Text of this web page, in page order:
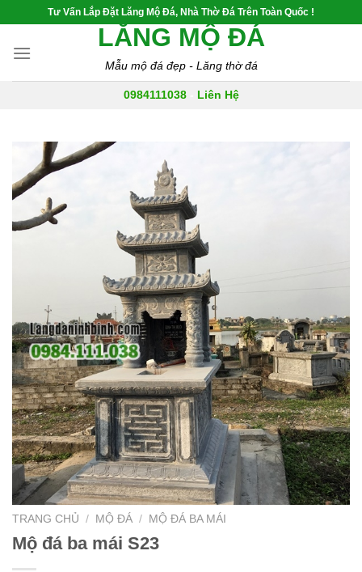
content
Tư Vấn Lắp Đặt Lăng Mộ Đá, Nhà Thờ Đá Trên Toàn Quốc !
LĂNG MỘ ĐÁ
Mẫu mộ đá đẹp - Lăng thờ đá
0984111038- Liên Hệ
TRANG CHỦ / MỘ ĐÁ / MỘ ĐÁ BA MÁI
Mộ đá ba mái S23